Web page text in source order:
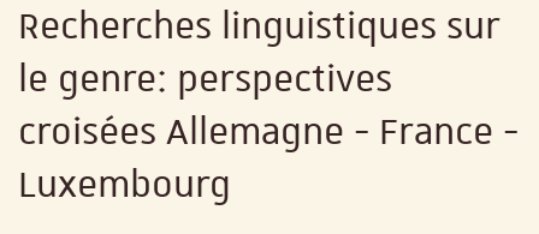
Recherches linguistiques sur
le genre: perspectives
croisées Allemagne - France -
Luxembourg